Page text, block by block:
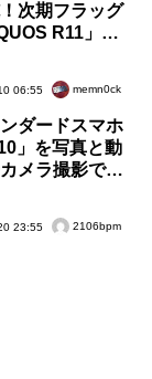
次期フラッグ
R11」な
06:55 memn0ck
ダードスマホ
」を写真と動
メラ撮影で便
23:55 2106bpm